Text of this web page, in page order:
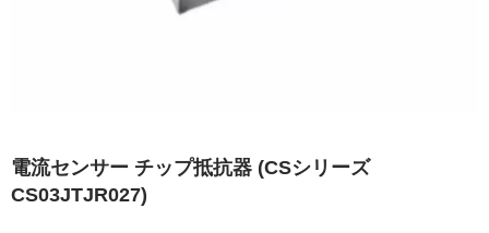
電流センサー チップ抵抗器 (CSシリーズ
CS03JTJR027)